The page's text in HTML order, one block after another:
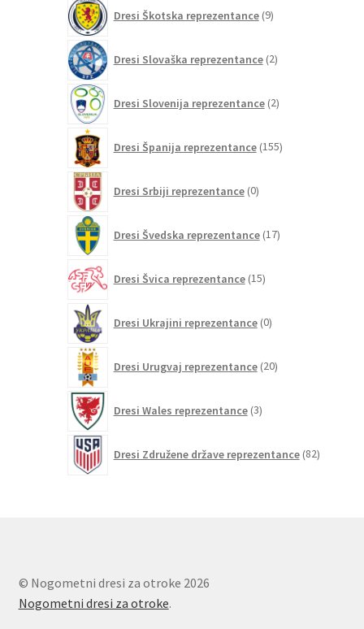
Dresi Škotska reprezentance 9izdelkov
Dresi Slovaška reprezentance 2izdelka
Dresi Slovenija reprezentance 2izdelka
Dresi Španija reprezentance 155izdelkov
Dresi Srbiji reprezentance 0izdelkov
Dresi Švedska reprezentance 17izdelkov
Dresi Švica reprezentance 15izdelkov
Dresi Ukrajini reprezentance 0izdelkov
Dresi Urugvaj reprezentance 20izdelkov
Dresi Wales reprezentance 3izdelki
Dresi Združene države reprezentance 82izdelkov
© Nogometni dresi za otroke 2026
Nogometni dresi za otroke.